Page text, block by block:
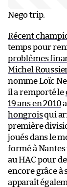
Nego trip.
Récent
temps pour
problèmes
Michel
nomme Loïc
il a remporté le
19 ans en 2010
hongroisqui
première
joués dans le
formé à
au HAC pour
encore grâce à
apparaît